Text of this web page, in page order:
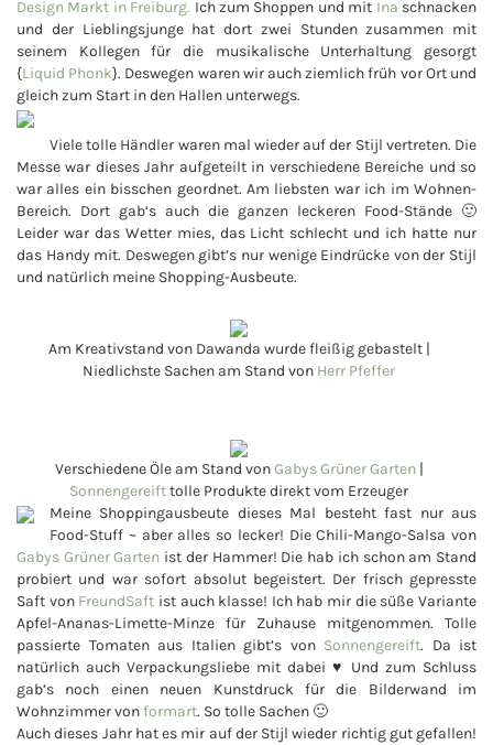
Design Markt in Freiburg. Ich zum Shoppen und mit Ina schnacken
und der Lieblingsjunge hat dort zwei Stunden zusammen mit
seinem Kollegen für die musikalische Unterhaltung gesorgt
{Liquid Phonk}. Deswegen waren wir auch ziemlich früh vor Ort und
gleich zum Start in den Hallen unterwegs.
Viele tolle Händler waren mal wieder auf der Stijl vertreten. Die
Messe war dieses Jahr aufgeteilt in verschiedene Bereiche und so
war alles ein bisschen geordnet. Am liebsten war ich im Wohnen-
Bereich. Dort gab’s auch die ganzen leckeren Food-Stände 🙂
Leider war das Wetter mies, das Licht schlecht und ich hatte nur
das Handy mit. Deswegen gibt’s nur wenige Eindrücke von der Stijl
und natürlich meine Shopping-Ausbeute.
Am Kreativstand von Dawanda wurde fleißig gebastelt |
Niedlichste Sachen am Stand von Herr Pfeffer
Verschiedene Öle am Stand vonGabys Grüner Garten|
Sonnengereifttolle Produkte direkt vom Erzeuger
Meine Shoppingausbeute dieses Mal besteht fast nur aus
Food-Stuff ~ aber alles so lecker! Die Chili-Mango-Salsa von
Gabys Grüner Garten ist der Hammer! Die hab ich schon am Stand
probiert und war sofort absolut begeistert. Der frisch gepresste
Saft von FreundSaft ist auch klasse! Ich hab mir die süße Variante
Apfel-Ananas-Limette-Minze für Zuhause mitgenommen. Tolle
passierte Tomaten aus Italien gibt’s von Sonnengereift. Da ist
natürlich auch Verpackungsliebe mit dabei ♥ Und zum Schluss
gab’s noch einen neuen Kunstdruck für die Bilderwand im
Wohnzimmer vonformart. So tolle Sachen 🙂
Auch dieses Jahr hat es mir auf der Stijl wieder richtig gut gefallen!